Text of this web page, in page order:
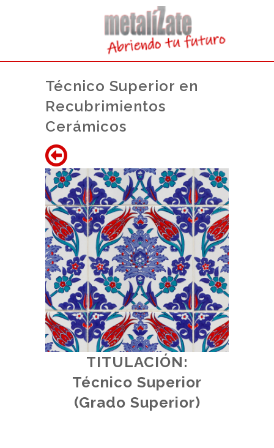
Técnico Superior en
Recubrimientos
Cerámicos
TITULACIÓN:
Técnico Superior
(Grado Superior)